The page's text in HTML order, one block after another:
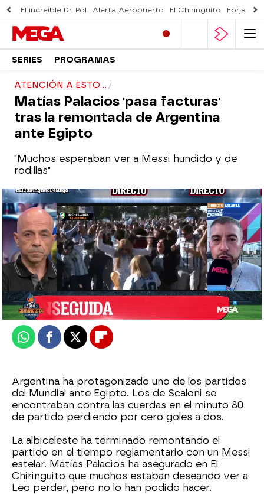
El increíble Dr. Pol Alerta Aeropuerto El Chiringuito Forjado
SERIES PROGRAMAS
ATENCIÓN A ESTO...
Matías Palacios 'pasa facturas'
tras la remontada de Argentina
ante Egipto
"Muchos esperaban ver a Messi hundido y de
rodillas"
El Chiringuito
Publicado:08 de julio de 2026, 02:11
WhatsappFacebook
X Flipboard
Argentina ha protagonizado uno de los partidos
del Mundial ante Egipto. Los de Scaloni se
encontraban contra las cuerdas en el minuto 80
de partido perdiendo por cero goles a dos.
La albiceleste ha terminado remontando el
partido en el tiempo reglamentario con un Messi
estelar. Matías Palacios ha asegurado en El
Chiringuito que muchos estaban deseando ver a
Leo perder, pero no lo han podido hacer.